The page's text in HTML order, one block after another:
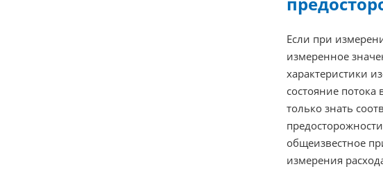
Если при
измеренное
характеристики
состояние
только знать
общеизвестное
измерения